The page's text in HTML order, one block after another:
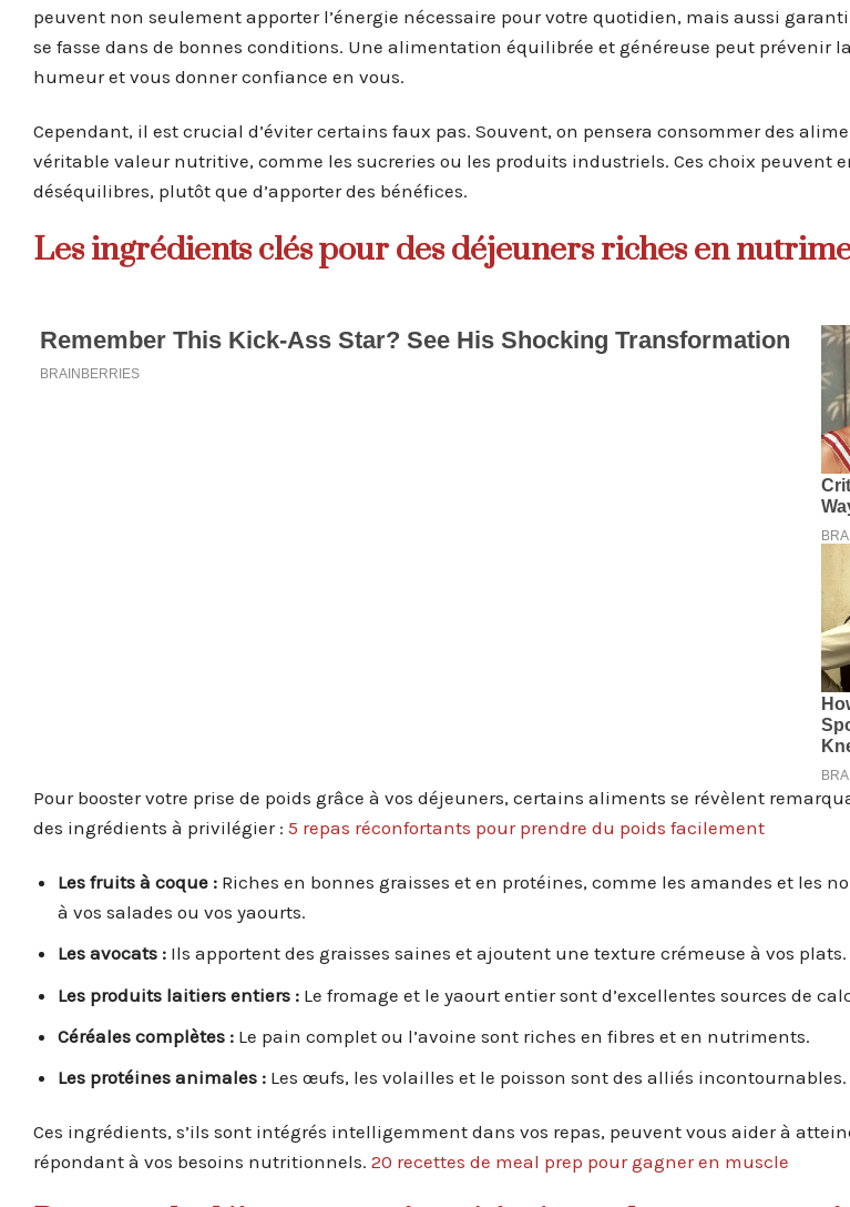
peuvent non seulement apporter l’énergie nécessaire pour votre quotidien, mais aussi
se fasse dans de bonnes conditions. Une alimentation équilibrée et généreuse peut prévenir
humeur et vous donner confiance en vous.
Cependant, il est crucial d’éviter certains faux pas. Souvent, on pensera consommer des
véritable valeur nutritive, comme les sucreries ou les produits industriels. Ces choix peuvent
déséquilibres, plutôt que d’apporter des bénéfices.
Les ingrédients clés pour des déjeuners riches en
Pour booster votre prise de poids grâce à vos déjeuners, certains aliments se révèlent
des ingrédients à privilégier : 5 repas réconfortants pour prendre du poids facilement
Les fruits à coque : Riches en bonnes graisses et en protéines, comme les amandes et les
à vos salades ou vos yaourts.
Les avocats : Ils apportent des graisses saines et ajoutent une texture crémeuse à vos plats.
Les produits laitiers entiers : Le fromage et le yaourt entier sont d’excellentes sources de
Céréales complètes : Le pain complet ou l’avoine sont riches en fibres et en nutriments.
Les protéines animales : Les œufs, les volailles et le poisson sont des alliés incontournables.
Ces ingrédients, s’ils sont intégrés intelligemment dans vos repas, peuvent vous aider à
répondant à vos besoins nutritionnels. 20 recettes de meal prep pour gagner en muscle